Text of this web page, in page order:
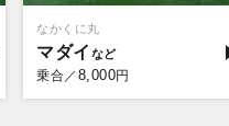
なかくに丸
マダイ
乗合／ 8,000円